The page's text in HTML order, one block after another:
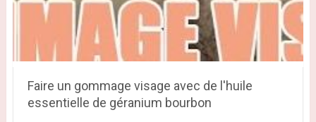
Faire un gommage visage avec de l'huile
essentielle de géranium bourbon